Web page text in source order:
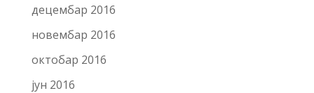
децембар 2016
новембар 2016
октобар 2016
јун 2016